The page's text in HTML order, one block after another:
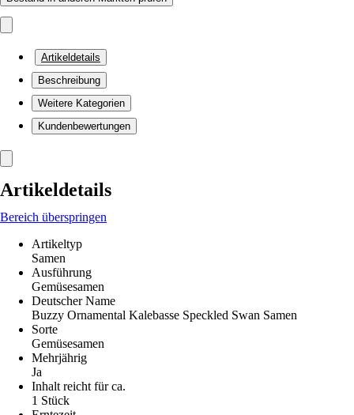
Artikeldetails
Beschreibung
Weitere Kategorien
Kundenbewertungen
Artikeldetails
Bereich überspringen
Artikeltyp
Samen
Ausführung
Gemüsesamen
Deutscher Name
Buzzy Ornamental Kalebasse Speckled Swan Samen
Sorte
Gemüsesamen
Mehrjährig
Ja
Inhalt reicht für ca.
1 Stück